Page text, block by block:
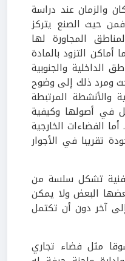
والزمان عند دراسة
حيث الصنع يتركز
المجاورة لها
أماكن التزود بالمادة
الداخلية والجنوبية
ومرد ذلك إلى وضوح
والأنشطة المرتبطة
في أصولها وكيفية
الفضاءات الخارجية
تقريبا في الأجوار
تشكل سلسة من
البعض ولا يمكن
آخر دون أن تكتمل
مثل فضاء تجاري